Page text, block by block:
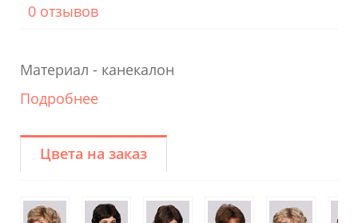
0 отзывов
Материал - канекалон
Подробнее
Цвета на заказ